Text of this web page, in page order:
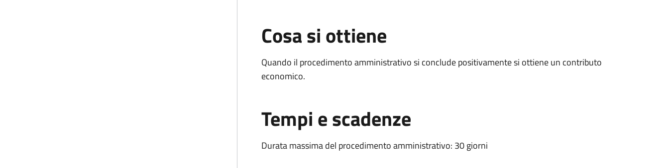
Cosa si ottiene
Quando il procedimento amministrativo si conclude positivamente si ottiene un contributo
economico.
Tempi e scadenze
Durata massima del procedimento amministrativo: 30 giorni